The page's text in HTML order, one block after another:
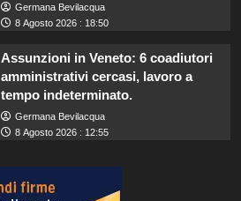
Germana Bevilacqua
8 Agosto 2026 : 18:50
Assunzioni in Veneto: 6 coadiutori
amministrativi cercasi, lavoro a
tempo indeterminato.
Germana Bevilacqua
8 Agosto 2026 : 12:55